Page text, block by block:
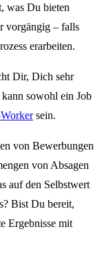
was Du bieten
vorgängig – falls
erarbeiten.
Dir, Dich sehr
sowohl ein Job
sein.
von Bewerbungen
von Absagen
auf den Selbstwert
Bist Du bereit,
Ergebnisse mit